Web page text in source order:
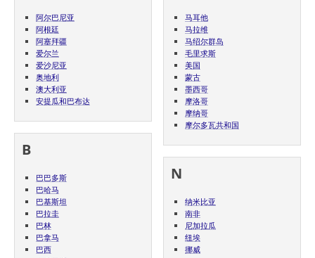
阿尔巴尼亚
阿根廷
阿塞拜疆
爱尔兰
爱沙尼亚
奥地利
澳大利亚
安提瓜和巴布达
B
巴巴多斯
巴哈马
巴基斯坦
巴拉圭
巴林
巴拿马
巴西
马耳他
马拉维
马绍尔群岛
毛里求斯
美国
蒙古
墨西哥
摩洛哥
摩纳哥
摩尔多瓦共和国
N
纳米比亚
南非
尼加拉瓜
纽埃
挪威